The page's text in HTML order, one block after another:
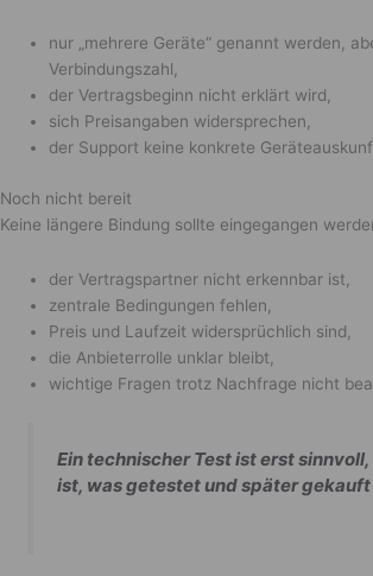
nur „mehrere Geräte“ genannt werden,
Verbindungszahl,
der Vertragsbeginn nicht erklärt wird,
sich Preisangaben widersprechen,
der Support keine konkrete
Noch nicht bereit
Keine längere Bindung sollte eingegangen
der Vertragspartner nicht erkennbar ist,
zentrale Bedingungen fehlen,
Preis und Laufzeit widersprüchlich sind,
die Anbieterrolle unklar bleibt,
wichtige Fragen trotz Nachfrage nicht
Ein technischer Test ist erst
ist, was getestet und später